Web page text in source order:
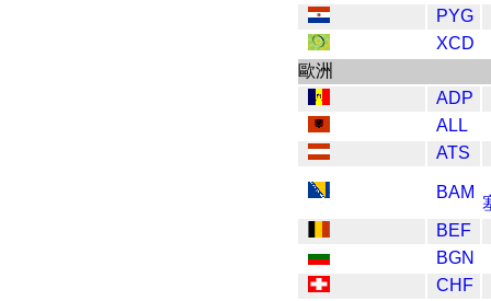
PYG
XCD
歐洲
ADP
ALL
ATS
BAM
BEF
BGN
CHF